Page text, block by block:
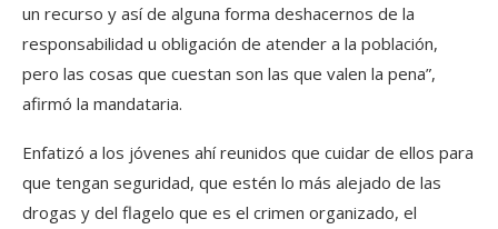
un recurso y así de alguna forma deshacernos de la
responsabilidad u obligación de atender a la población,
pero las cosas que cuestan son las que valen la pena”,
afirmó la mandataria.
Enfatizó a los jóvenes ahí reunidos que cuidar de ellos para
que tengan seguridad, que estén lo más alejado de las
drogas y del flagelo que es el crimen organizado, el